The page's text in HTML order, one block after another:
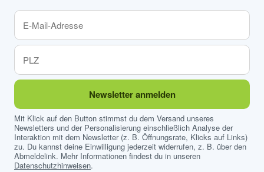
Newsletter anmelden
Mit Klick auf den Button stimmst du dem Versand unseres
Newsletters und der Personalisierung einschließlich Analyse der
Interaktion mit dem Newsletter (z. B. Öffnungsrate, Klicks auf Links)
zu. Du kannst deine Einwilligung jederzeit widerrufen, z. B. über den
Abmeldelink. Mehr Informationen findest du in unseren
Datenschutzhinweisen.